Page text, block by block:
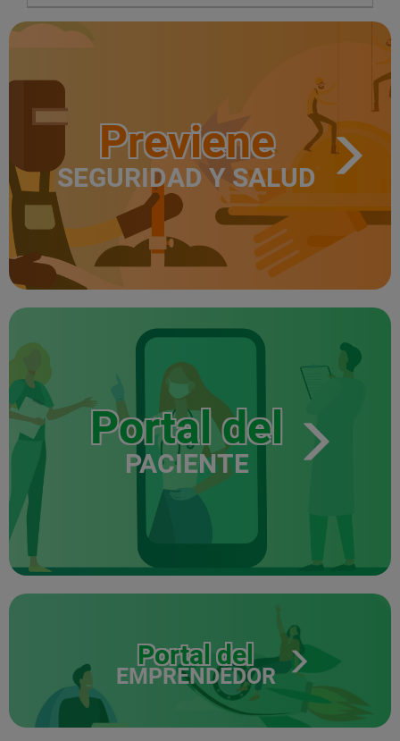
Previene
SEGURIDAD Y SALUD
Portal del
PACIENTE
Portal del
EMPRENDEDOR